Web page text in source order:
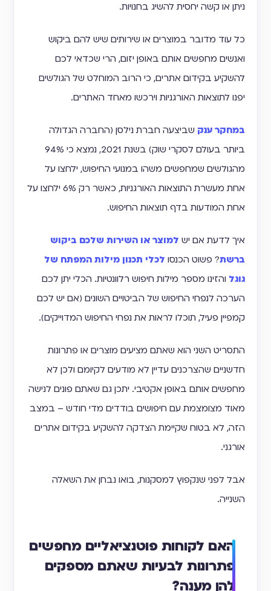
ניתן או קשה יחסית להשיג בחנויות.
כל עוד מדובר במוצרים או שירותים שיש להם ביקוש
ואנשים מחפשים אותם באופן יזום, הרי שכדאי לכם
להשקיע בקידום אתרים, כי הרוב המוחלט של הגולשים
יפנו לתוצאות האורגניות וירכשו מאחד האתרים.
במחקר ענק שביצעה חברת נילסן (החברה הגדולה
ביותר בעולם לסקרי שוק) בשנת 2021, נמצא כי 94%
מהגולשים שמחפשים משהו במנועי החיפוש, ילחצו על
אחת מעשרת התוצאות האורגניות, כאשר רק 6% ילחצו על
אחת המודעות בדף תוצאות החיפוש.
איך לדעת אם יש למוצר או השירות שלכם ביקוש
ברשת? פשוט הכנסו לכלי תכנון מילות המפתח של
גוגל והזינו מספר מילות חיפוש רלוונטיות. הכלי יתן לכם
הערכה לנפחי החיפוש של הביטויים השונים (אם יש לכם
קמפיין פעיל, תוכלו לראות את נפחי החיפוש המדוייקים).
התסריט השני הוא שאתם מציעים מוצרים או פתרונות
חדשניים שהצרכנים עדיין לא מודעים לקיומם ולכן לא
מחפשים אותם באופן אקטיבי. יתכן גם שאתם פונים לנישה
מאוד מצומצמת עם חיפושים בודדים מדי חודש – במצב
הזה, לא בטוח שקיימת הצדקה להשקיע בקידום אתרים
אורגני.
אבל לפני שנקפוץ למסקנות, בואו נבחן את השאלה
השנייה.
האם לקוחות פוטנציאליים מחפשים
פתרונות לבעיות שאתם מספקים
להן מענה?